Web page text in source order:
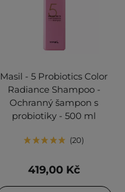
Masil - 5 Probiotics Color
Radiance Shampoo -
Ochranný šampon s
probiotiky - 500 ml
20
419,00 Kč